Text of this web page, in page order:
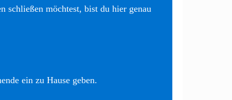
schließen möchtest, bist du hier genau
ein zu Hause geben.